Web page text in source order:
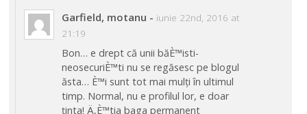
Garfield, motanu - iunie 22nd, 2016 at
21:19
Bon… e drept că unii băÈ™isti-
neosecuriÈ™ti nu se regăsesc pe blogul
ăsta… È™i sunt tot mai mulți în ultimul
timp. Normal, nu e profilul lor, e doar
ținta! Ä‚È™tia baga permanent